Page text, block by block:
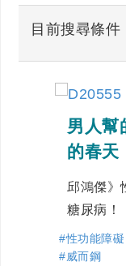
目前搜尋條件
男人幫
的春天
邱鴻傑》
糖尿病！
#性功能障礙
#威而鋼